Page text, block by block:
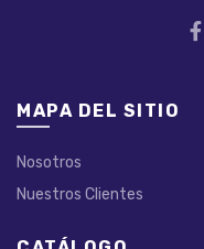
MAPA DEL SITIO
Nosotros
Nuestros Clientes